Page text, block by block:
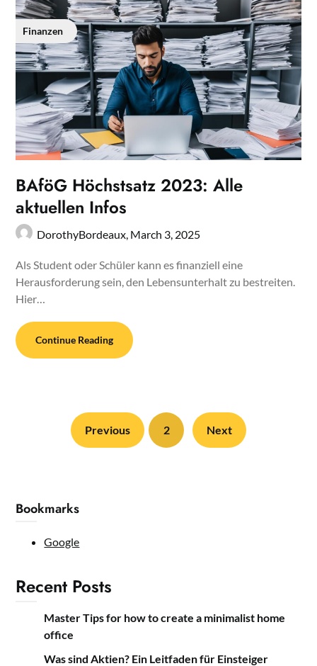
Finanzen
BAföG Höchstsatz 2023: Alle
aktuellen Infos
DorothyBordeaux, March 3, 2025
Als Student oder Schüler kann es finanziell eine
Herausforderung sein, den Lebensunterhalt zu bestreiten.
Hier…
Continue Reading
Previous 2 Next
Bookmarks
Google
Recent Posts
Master Tips for how to create a minimalist home
office
Was sind Aktien? Ein Leitfaden für Einsteiger